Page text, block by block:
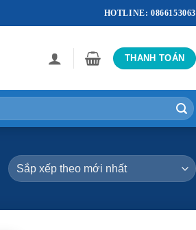
HOTLINE: 0866153063
THANH TOÁN